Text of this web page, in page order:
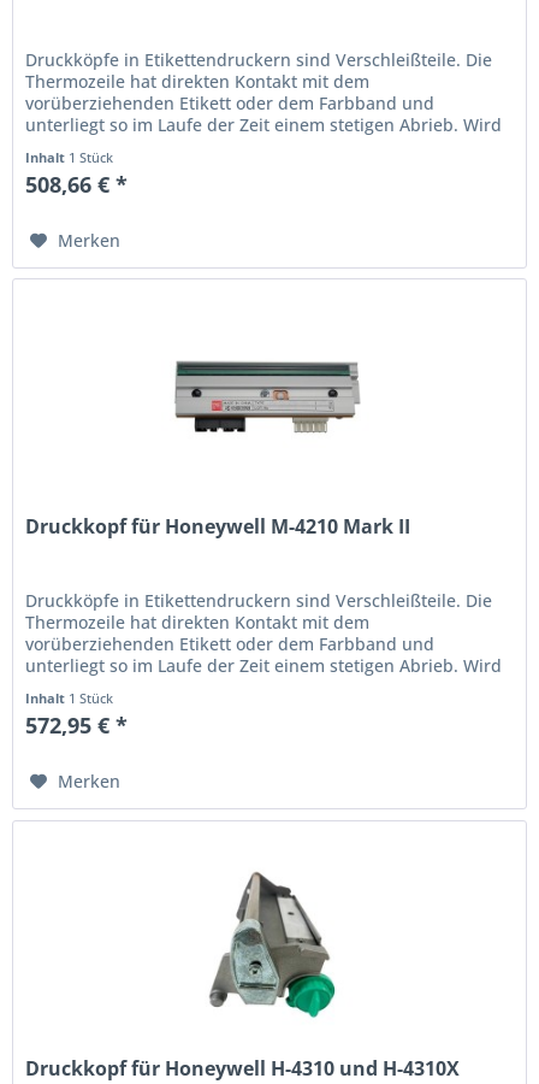
Druckköpfe in Etikettendruckern sind Verschleißteile. Die
Thermo­zeile hat direkten Kontakt mit dem
vorüberziehenden Etikett oder dem Farbband und
unterliegt so im Laufe der Zeit einem stetigen Abrieb. Wird
Inhalt 1 Stück
508,66 € *
Merken
Druckkopf für Honeywell M-4210 Mark II
Druckköpfe in Etikettendruckern sind Verschleißteile. Die
Thermo­zeile hat direkten Kontakt mit dem
vorüberziehenden Etikett oder dem Farbband und
unterliegt so im Laufe der Zeit einem stetigen Abrieb. Wird
Inhalt 1 Stück
572,95 € *
Merken
Druckkopf für Honeywell H-4310 und H-4310X